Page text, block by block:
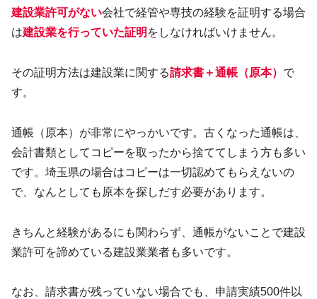
建設業許可がない会社で経管や専技の経験を証明する場合
は建設業を行っていた証明 をしなければいけません。
その証明方法は建設業に関する請求書＋通帳（原本） で
す。
通帳（原本）が非常にやっかいです。古くなった通帳は、
会計書類としてコピーを取ったから捨ててしまう方も多い
です。埼玉県の場合はコピーは一切認めてもらえないの
で、なんとしても原本を探しだす必要があります。
きちんと経験があるにも関わらず、通帳がないことで建設
業許可を諦めている建設業業者も多いです。
なお、請求書が残っていない場合でも、申請実績500件以